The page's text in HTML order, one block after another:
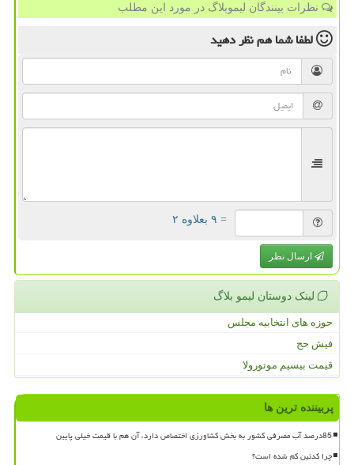
نظرات بینندگان لیموبلاگ در مورد این مطلب
لطفا شما همنظر دهید
= ۹ بعلاوه ۲
ارسال نظر
لینک دوستان لیمو بلاگ
حوزه های انتخابیه مجلس
فیش حج
قیمت بیسیم موتورولا
پربیننده ترین ها
85درصد آب مصرفی کشور به بخش کشاورزی اختصاص دارد، آن هم با قیمت خیلی پایین
چرا کدئین کم شده است؟